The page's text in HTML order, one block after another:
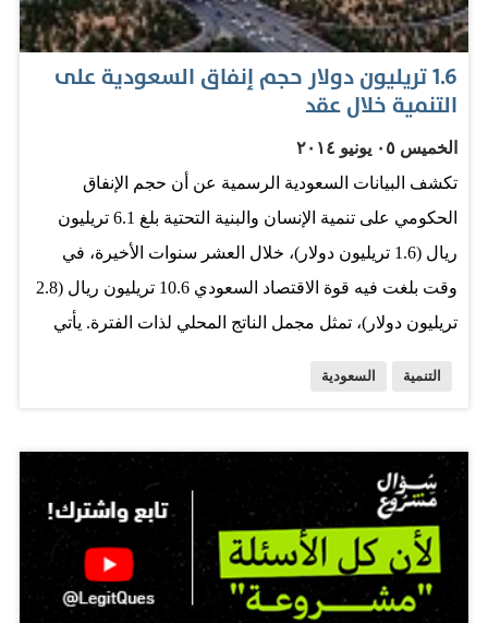
وحل مشروع تصنيع الكربون الأسود، وفحم الكوك، التابع
لشركة…
1.6 تريليون دولار حجم إنفاق السعودية على
التنمية خلال عقد
الخميس ٠٥ يونيو ٢٠١٤
تكشف البيانات السعودية الرسمية عن أن حجم الإنفاق
الحكومي على تنمية الإنسان والبنية التحتية بلغ 6.1 تريليون
ريال (1.6 تريليون دولار)، خلال العشر سنوات الأخيرة، في
وقت بلغت فيه قوة الاقتصاد السعودي 10.6 تريليون ريال (2.8
تريليون دولار)، تمثل مجمل الناتج المحلي لذات الفترة. يأتي
وتنمية الإنسان والاستثمار في رأس المال ذات الصلة بتنمية
الموارد البشرية، خاصة التعليم والصحة والتنمية الاجتماعية
والمحافظة على النمو الاقتصادي. أمام ذلك، دعا خبراء
سعوديون إلى ضرورة الاستفادة من ثورة التعليم المعيشة
حاليا على الصعيد المحلي، المسنودة بعودة المبتعثين من
التنمية السعودية